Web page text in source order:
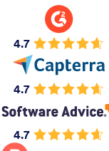
4.7
4.7
4.7